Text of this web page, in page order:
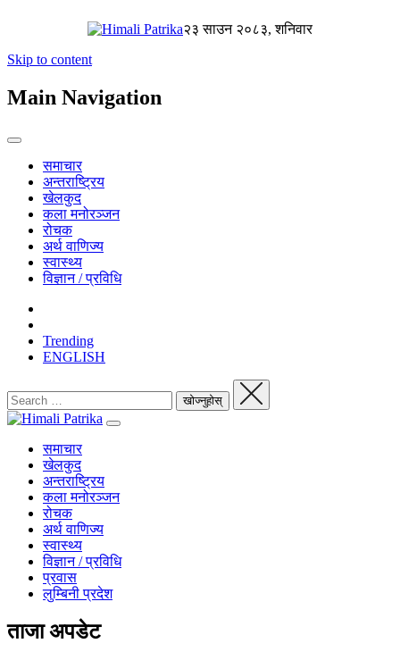
२३ साउन २०८३, शनिवार
Skip to content
Main Navigation
समाचार
अन्तराष्ट्रिय
खेलकुद
कला मनोरञ्जन
रोचक
अर्थ वाणिज्य
स्वास्थ्य
विज्ञान / प्रविधि
Trending
ENGLISH
समाचार
खेलकुद
अन्तराष्ट्रिय
कला मनोरञ्जन
रोचक
अर्थ वाणिज्य
स्वास्थ्य
विज्ञान / प्रविधि
प्रवास
लुम्बिनी प्रदेश
ताजा अपडेट